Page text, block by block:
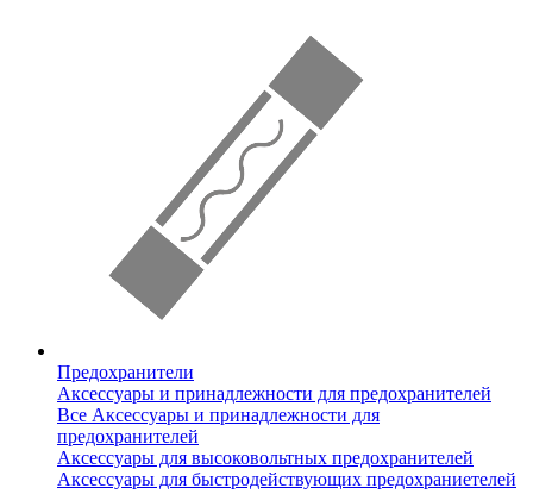
Предохранители
Аксессуары и принадлежности для предохранителей
Все Аксессуары и принадлежности для
предохранителей
Аксессуары для высоковольтных предохранителей
Аксессуары для быстродействующих предохраниетелей